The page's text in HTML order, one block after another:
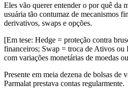
Eles vão querer entender o por quê da
usuária tão contumaz de mecanismos
derivativos, swaps e opções.
[Em tese: Hedge = proteção contra
financeiros; Swap = troca de Ativos ou
com variações monetárias de moedas
Presente em meia dezena de bolsas de
Parmalat prestava contas regularmente.